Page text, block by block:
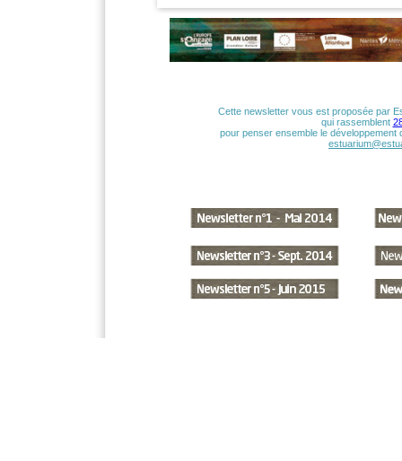
Cette newsletter vous est proposée par
qui rassemblent
pour penser ensemble le